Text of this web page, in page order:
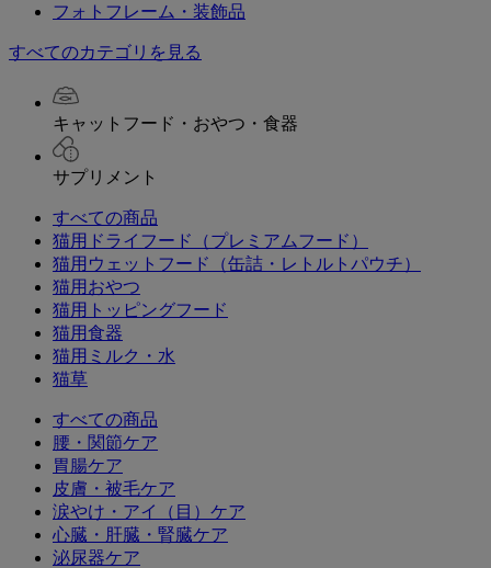
フォトフレーム・装飾品
すべてのカテゴリを見る
キャットフード・おやつ・食器
サプリメント
すべての商品
猫用ドライフード（プレミアムフード）
猫用ウェットフード（缶詰・レトルトパウチ）
猫用おやつ
猫用トッピングフード
猫用食器
猫用ミルク・水
猫草
すべての商品
腰・関節ケア
胃腸ケア
皮膚・被毛ケア
涙やけ・アイ（目）ケア
心臓・肝臓・腎臓ケア
泌尿器ケア